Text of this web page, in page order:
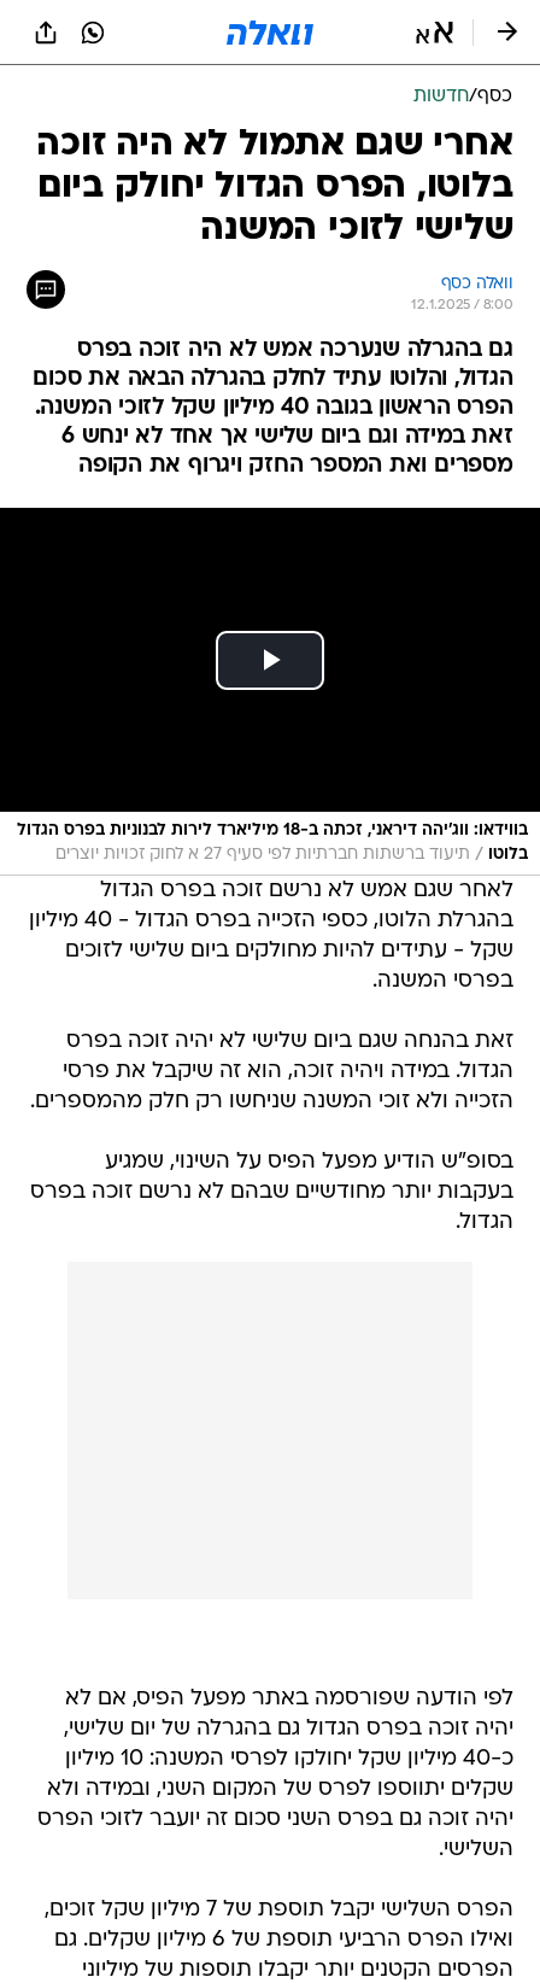
כסף/חדשות
אחרי שגם אתמול לא היה זוכה
בלוטו, הפרס הגדול יחולק ביום
שלישי לזוכי המשנה
וואלה כסף
12.1.2025 / 8:00
גם בהגרלה שנערכה אמש לא היה זוכה בפרס
הגדול, והלוטו עתיד לחלק בהגרלה הבאה את סכום
הפרס הראשון בגובה 40 מיליון שקל לזוכי המשנה.
זאת במידה וגם ביום שלישי אך אחד לא ינחש 6
מספרים ואת המספר החזק ויגרוף את הקופה
בווידאו: ווג'יהה דיראני, זכתה ב-18 מיליארד לירות לבנוניות בפרס הגדול
בלוטו
/ תיעוד ברשתות חברתיות לפי סעיף 27 א לחוק זכויות יוצרים
לאחר שגם אמש לא נרשם זוכה בפרס הגדול
בהגרלת הלוטו, כספי הזכייה בפרס הגדול - 40 מיליון
שקל - עתידים להיות מחולקים ביום שלישי לזוכים
בפרסי המשנה.
זאת בהנחה שגם ביום שלישי לא יהיה זוכה בפרס
הגדול. במידה ויהיה זוכה, הוא זה שיקבל את פרסי
הזכייה ולא זוכי המשנה שניחשו רק חלק מהמספרים.
בסופ"ש הודיע מפעל הפיס על השינוי, שמגיע
בעקבות יותר מחודשיים שבהם לא נרשם זוכה בפרס
הגדול.
לפי הודעה שפורסמה באתר מפעל הפיס, אם לא
יהיה זוכה בפרס הגדול גם בהגרלה של יום שלישי,
כ-40 מיליון שקל יחולקו לפרסי המשנה: 10 מיליון
שקלים יתווספו לפרס של המקום השני, ובמידה ולא
יהיה זוכה גם בפרס השני סכום זה יועבר לזוכי הפרס
השלישי.
הפרס השלישי יקבל תוספת של 7 מיליון שקל זוכים,
ואילו הפרס הרביעי תוספת של 6 מיליון שקלים. גם
הפרסים הקטנים יותר יקבלו תוספות של מיליוני